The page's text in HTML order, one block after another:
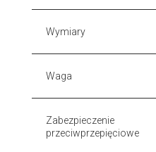
Wymiary
Waga
Zabezpieczenie
przeciwprzepięciowe